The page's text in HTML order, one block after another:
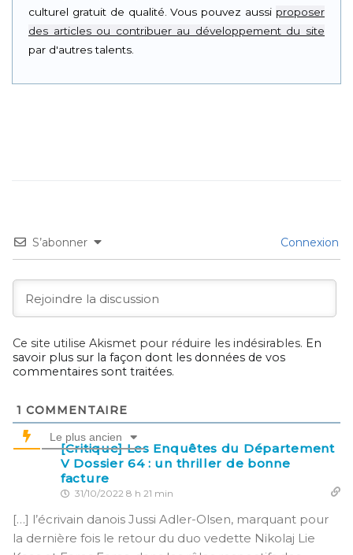
culturel gratuit de qualité. Vous pouvez aussi proposer
des articles ou contribuer au développement du site
par d'autres talents.
S’abonner Connexion
Ce site utilise Akismet pour réduire les indésirables. En
savoir plus sur la façon dont les données de vos
commentaires sont traitées.
1 COMMENTAIRE
Le plus ancien
[Critique] Les Enquêtes du Département
V Dossier 64 : un thriller de bonne
facture
31/10/2022 8 h 21 min
[…] l’écrivain danois Jussi Adler-Olsen, marquant pour
la dernière fois le retour du duo vedette Nikolaj Lie